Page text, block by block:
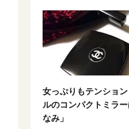
女っぷりもテンショ
ルのコンパクトミラ
なみ」